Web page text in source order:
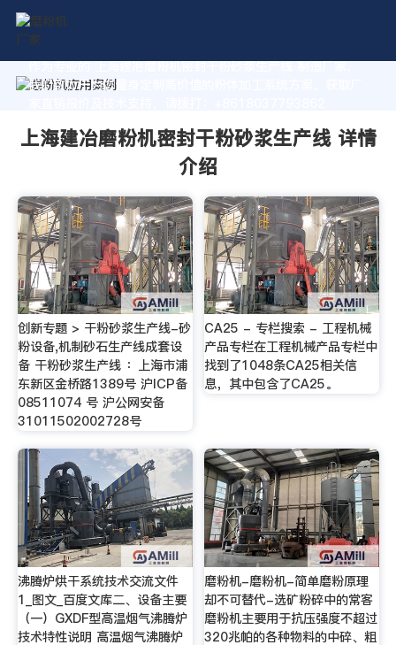
作为专业的 上海建冶磨粉机密封干粉砂浆生产线 制造厂家，
我们致力于为您量身定制高价值的粉体加工系统方案。获取厂
上海建冶磨粉机密封干粉砂浆生产线 详情
介绍
创新专题 > 干粉砂浆生产线-砂
粉设备,机制砂石生产线成套设
备 干粉砂浆生产线 ：上海市浦
东新区金桥路1389号 沪ICP备
08511074 号 沪公网安备
31011502002728号
CA25 - 专栏搜索 - 工程机械
产品专栏在工程机械产品专栏中
找到了1048条CA25相关信
息，其中包含了CA25。
沸腾炉烘干系统技术交流文件
1_图文_百度文库二、设备主要
（一）GXDF型高温烟气沸腾炉
技术特性说明 高温烟气沸腾炉
磨粉机-磨粉机-简单磨粉原理
却不可替代-选矿粉碎中的常客
磨粉机主要用于抗压强度不超过
320兆帕的各种物料的中碎、粗